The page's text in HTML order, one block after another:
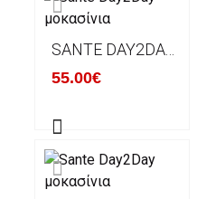
SANTE DAY2DAY ΜΟΚΑΣΊΝΙΑ
55.00€